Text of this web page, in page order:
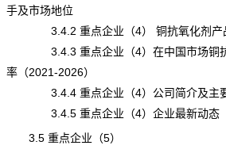
手及市场地位
3.4.2 重点企业（4） 铜抗氧化剂产品
3.4.3 重点企业（4）在中国市场铜抗
率（2021-2026）
3.4.4 重点企业（4）公司简介及主
3.4.5 重点企业（4）企业最新动态
3.5 重点企业（5）